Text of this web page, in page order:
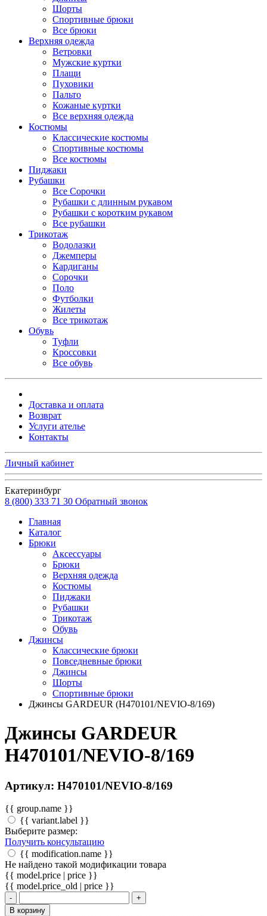
Шорты
Спортивные брюки
Все брюки
Верхняя одежда
Ветровки
Мужские куртки
Плащи
Пуховики
Пальто
Кожаные куртки
Все верхняя одежда
Костюмы
Классические костюмы
Спортивные костюмы
Все костюмы
Пиджаки
Рубашки
Все Сорочки
Рубашки с длинным рукавом
Рубашки с коротким рукавом
Все рубашки
Трикотаж
Водолазки
Джемперы
Кардиганы
Сорочки
Поло
Футболки
Жилеты
Все трикотаж
Обувь
Туфли
Кроссовки
Все обувь
Доставка и оплата
Возврат
Услуги ателье
Контакты
Личный кабинет
Екатеринбург
8 (800) 333 71 30 Обратный звонок
Главная
Каталог
Брюки
Аксессуары
Брюки
Верхняя одежда
Костюмы
Пиджаки
Рубашки
Трикотаж
Обувь
Джинсы
Классические брюки
Повседневные брюки
Джинсы
Шорты
Спортивные брюки
Джинсы GARDEUR (H470101/NEVIO-8/169)
Джинсы GARDEUR
H470101/NEVIO-8/169
Артикул: H470101/NEVIO-8/169
{{ group.name }}
{{ variant.label }}
Выберите размер:
Получить консультацию
{{ modification.name }}
Не найдено такой модификации товара
{{ model.price | price }}
{{ model.price_old | price }}
-
+
В корзину